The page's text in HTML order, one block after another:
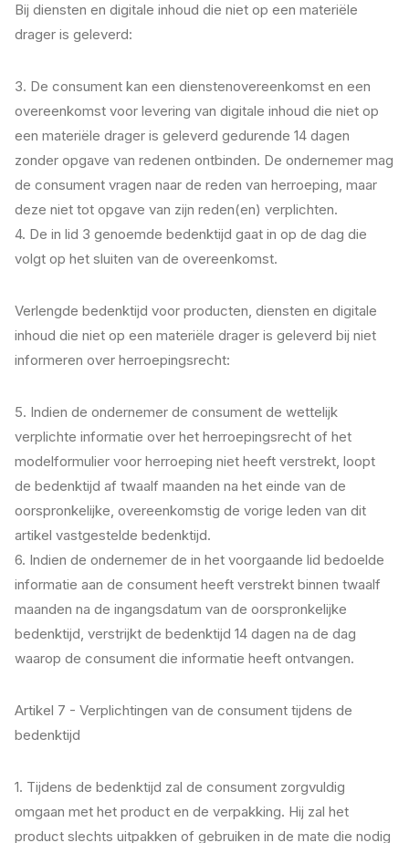
Bij diensten en digitale inhoud die niet op een materiële
drager is geleverd:
3. De consument kan een dienstenovereenkomst en een
overeenkomst voor levering van digitale inhoud die niet op
een materiële drager is geleverd gedurende 14 dagen
zonder opgave van redenen ontbinden. De ondernemer mag
de consument vragen naar de reden van herroeping, maar
deze niet tot opgave van zijn reden(en) verplichten.
4. De in lid 3 genoemde bedenktijd gaat in op de dag die
volgt op het sluiten van de overeenkomst.
Verlengde bedenktijd voor producten, diensten en digitale
inhoud die niet op een materiële drager is geleverd bij niet
informeren over herroepingsrecht:
5. Indien de ondernemer de consument de wettelijk
verplichte informatie over het herroepingsrecht of het
modelformulier voor herroeping niet heeft verstrekt, loopt
de bedenktijd af twaalf maanden na het einde van de
oorspronkelijke, overeenkomstig de vorige leden van dit
artikel vastgestelde bedenktijd.
6. Indien de ondernemer de in het voorgaande lid bedoelde
informatie aan de consument heeft verstrekt binnen twaalf
maanden na de ingangsdatum van de oorspronkelijke
bedenktijd, verstrijkt de bedenktijd 14 dagen na de dag
waarop de consument die informatie heeft ontvangen.
Artikel 7 - Verplichtingen van de consument tijdens de
bedenktijd
1. Tijdens de bedenktijd zal de consument zorgvuldig
omgaan met het product en de verpakking. Hij zal het
product slechts uitpakken of gebruiken in de mate die nodig